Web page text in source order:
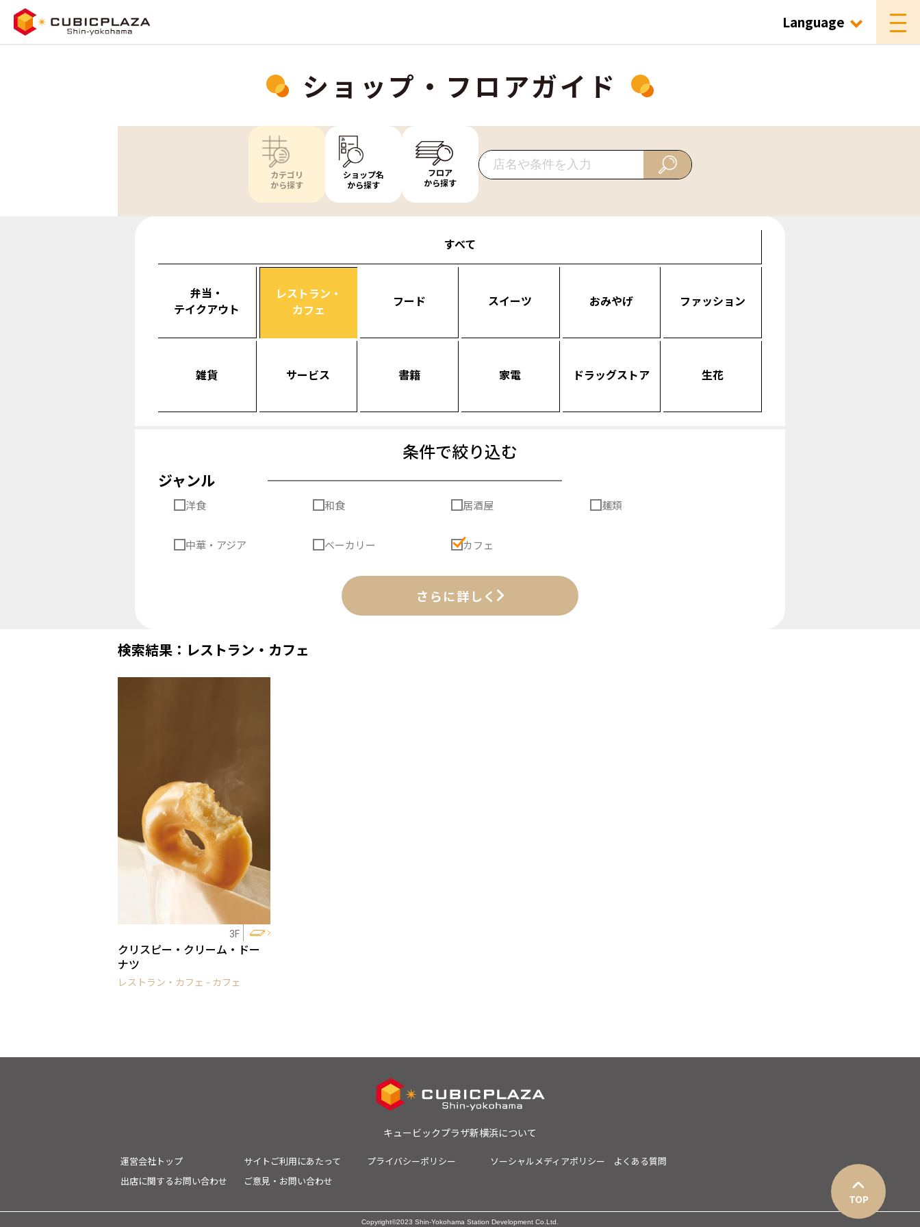
Language
ショップ・フロアガイド
カテゴリ
から探す
ショップ名
から探す
フロア
から探す
すべて
弁当・
テイクアウト
レストラン・
カフェ
フード スイーツ おみやげ ファッション
雑貨 サービス 書籍 家電 ドラッグストア 生花
条件で絞り込む
ジャンル
洋食 和食 居酒屋 麺類
中華・アジア ベーカリー カフェ
さらに詳しく
検索結果：レストラン・カフェ
3F
クリスピー・クリーム・ドー
ナツ
レストラン・カフェ - カフェ
キュービックプラザ新横浜について
運営会社トップ サイトご利用にあたって プライバシーポリシー ソーシャルメディアポリシー
よくある質問
出店に関するお問い合わせ
ご意見・お問い合わせ
Copyright©2023 Shin-Yokohama Station Development Co.Ltd.
TOP